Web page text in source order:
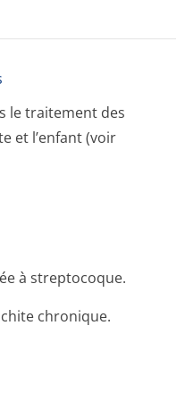
le traitement des
et l’enfant (voir
à streptocoque.
chronique.